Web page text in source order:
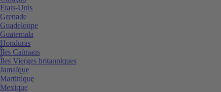
Etats-Unis
Grenade
Guadeloupe
Guatemala
Honduras
Îles Caïmans
Îles Vierges britanniques
Jamaïque
Martinique
Mexique